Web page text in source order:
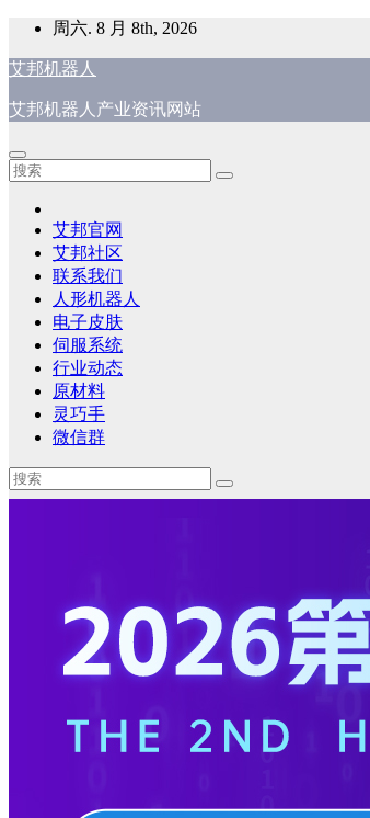
内
周六. 8 月 8th, 2026
艾邦机器人
艾邦机器人产业资讯网站
艾邦官网
艾邦社区
联系我们
人形机器人
电子皮肤
伺服系统
行业动态
原材料
灵巧手
微信群